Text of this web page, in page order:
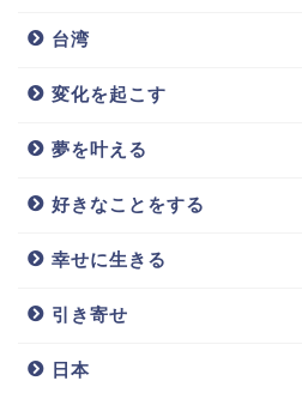
台湾
変化を起こす
夢を叶える
好きなことをする
幸せに生きる
引き寄せ
日本